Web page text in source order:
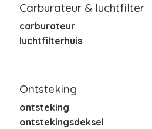
Carburateur & luchtfilter
carburateur
luchtfilterhuis
Ontsteking
ontsteking
ontstekingsdeksel